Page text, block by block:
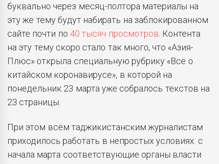
буквально через месяц-полтора материалы на
эту же тему будут набирать на заблокированном
сайте почти по 40 тысяч просмотров. Контента
на эту тему скоро стало так много, что «Азия-
Плюс» открыла специальную рубрику «Всё о
китайском коронавирусе», в которой на
понедельник 23 марта уже собралось текстов на
23 страницы.
При этом всём таджикистанским журналистам
приходилось работать в непростых условиях: с
начала марта соответствующие органы власти